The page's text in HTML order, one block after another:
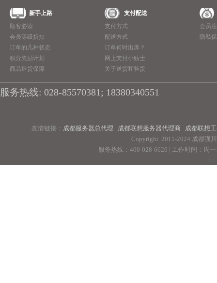
新手上路
顾客必读
会员等级折扣
订单的几种状态
积分奖励计划
商品退货保障
支付配送
支付方式
配送方式
订单何时出库？
网上支付小贴士
关于送货和验货
会员
隐私
服务热线: 028-85570381; 18380340551
友情链接： 成都服务器总代理 成都联想服务器代理商
成都联想
Copyright 2011-2024 成都强
服务热线：400-028-6620 | 工作时间：周